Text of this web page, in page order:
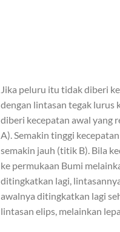
Jika peluru itu tidak diberi
dengan lintasan tegak lurus
diberi kecepatan awal yang
A). Semakin tinggi
semakin jauh (titik B). Bila
ke permukaan Bumi
ditingkatkan lagi,
awalnya ditingkatkan lagi
lintasan elips, melainkan